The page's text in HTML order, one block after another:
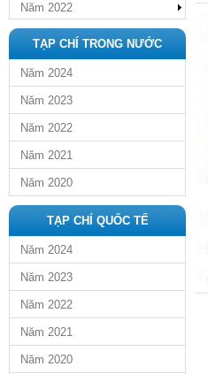
Năm 2022
TẠP CHÍ TRONG NƯỚC
Năm 2024
Năm 2023
Năm 2022
Năm 2021
Năm 2020
TẠP CHÍ QUỐC TẾ
Năm 2024
Năm 2023
Năm 2022
Năm 2021
Năm 2020